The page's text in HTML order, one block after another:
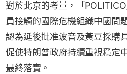
對於北京的考量，「
員接觸的國際危機組織中國問
認為延後批准波音及黃豆採購
促使特朗普政府持續重視穩定
最終落實。